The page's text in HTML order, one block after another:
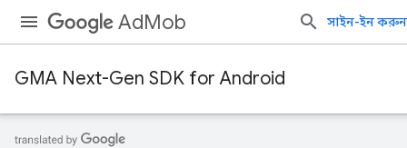
AdMob সাইন-ইন করুন
GMA Next-Gen SDK for Android